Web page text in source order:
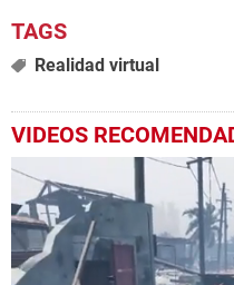
Realidad virtual
VIDEOS